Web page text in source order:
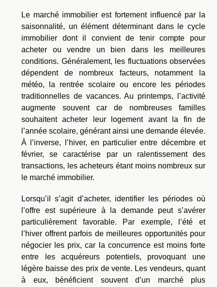
Le marché immobilier est fortement influencé par la
saisonnalité, un élément déterminant dans le cycle
immobilier dont il convient de tenir compte pour
acheter ou vendre un bien dans les meilleures
conditions. Généralement, les fluctuations observées
dépendent de nombreux facteurs, notamment la
météo, la rentrée scolaire ou encore les périodes
traditionnelles de vacances. Au printemps, l’activité
augmente souvent car de nombreuses familles
souhaitent acheter leur logement avant la fin de
l’année scolaire, générant ainsi une demande élevée.
À l’inverse, l’hiver, en particulier entre décembre et
février, se caractérise par un ralentissement des
transactions, les acheteurs étant moins nombreux sur
le marché immobilier.
Lorsqu’il s’agit d’acheter, identifier les périodes où
l’offre est supérieure à la demande peut s’avérer
particulièrement favorable. Par exemple, l’été et
l’hiver offrent parfois de meilleures opportunités pour
négocier les prix, car la concurrence est moins forte
entre les acquéreurs potentiels, provoquant une
légère baisse des prix de vente. Les vendeurs, quant
à eux, bénéficient souvent d’un marché plus